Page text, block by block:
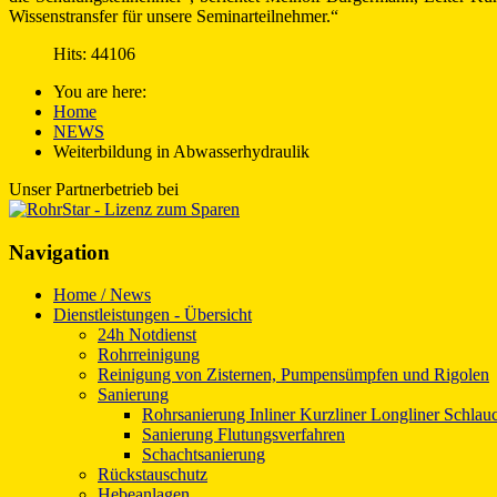
Wissenstransfer für unsere Seminarteilnehmer.“
Hits: 44106
You are here:
Home
NEWS
Weiterbildung in Abwasserhydraulik
Unser Partnerbetrieb bei
Navigation
Home / News
Dienstleistungen - Übersicht
24h Notdienst
Rohrreinigung
Reinigung von Zisternen, Pumpensümpfen und Rigolen
Sanierung
Rohrsanierung Inliner Kurzliner Longliner
Sanierung Flutungsverfahren
Schachtsanierung
Rückstauschutz